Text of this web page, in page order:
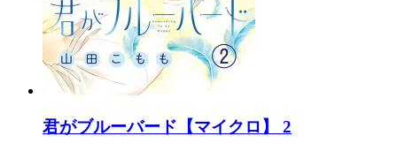
君がブルーバード【マイクロ】 2